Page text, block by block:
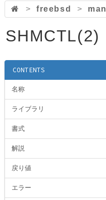
> freebsd > man
SHMCTL(2)
CONTENTS
名称
ライブラリ
書式
解説
戻り値
エラー